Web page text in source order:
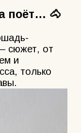
поёт… 🐴
сюжет, от
и
только